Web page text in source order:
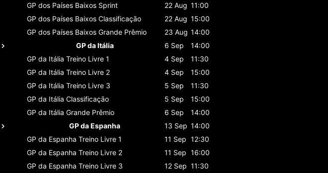
GP dos Países Baixos Sprint 22 Aug 11:00
GP dos Países Baixos Classificaçāo 22 Aug 15:00
GP dos Países Baixos Grande Prêmio 23 Aug 14:00
GP da Itália
6 Sep
14:00
GP da Itália Treino Livre 1 4 Sep
11:30
GP da Itália Treino Livre 2 4 Sep
15:00
GP da Itália Treino Livre 3 5 Sep
11:30
GP da Itália Classificaçāo 5 Sep
15:00
GP da Itália Grande Prêmio 6 Sep
14:00
GP da Espanha
13 Sep 14:00
GP da Espanha Treino Livre 1 11 Sep 12:30
GP da Espanha Treino Livre 2 11 Sep 16:00
GP da Espanha Treino Livre 3 12 Sep 11:30